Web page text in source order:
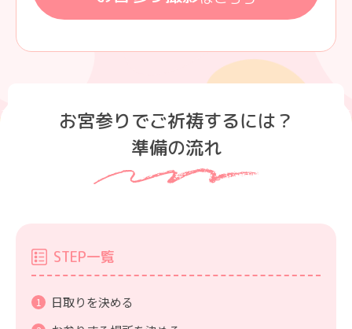
お宮参りでご祈祷するには？
準備の流れ
STEP一覧
日取りを決める